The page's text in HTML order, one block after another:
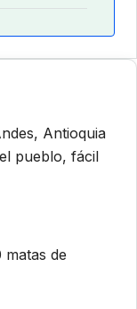
Antioquia
pueblo, fácil
de